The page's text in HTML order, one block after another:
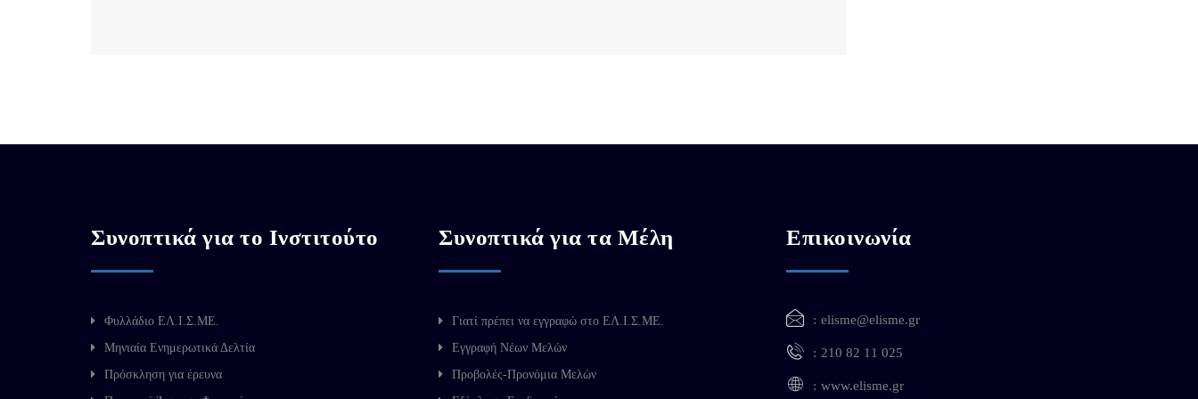
Συνοπτικά για το Ινστιτούτο
Φυλλάδιο ΕΛ.Ι.Σ.ΜΕ.
Μηνιαία Ενημερωτικά Δελτία
Πρόσκληση για έρευνα
Συνοπτικά για τα Μέλη
Γιατί πρέπει να εγγραφώ στο ΕΛ.Ι.Σ.ΜΕ.
Εγγραφή Νέων Μελών
Προβολές-Προνόμια Μελών
Επικοινωνία
elisme@elisme.gr
210 82 11 025
www.elisme.gr